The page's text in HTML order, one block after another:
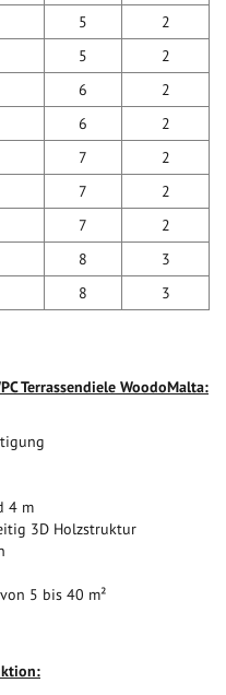
5
2
5
2
6
2
6
2
7
2
7
2
7
2
8
3
8 3
Terrassendiele WoodoMalta:
4 m
3D Holzstruktur
5 bis 40 m²